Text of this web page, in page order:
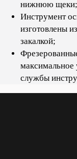
нижнюю щеки;
Инструмент
изготовлены
закалкой;
максимальное
службы